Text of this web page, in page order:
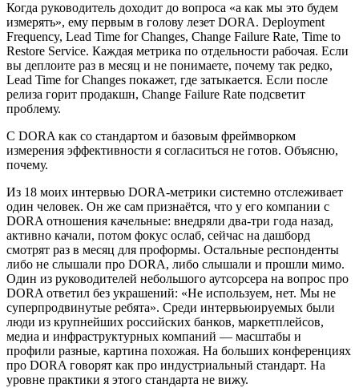
Когда руководитель доходит до вопроса «а как мы это будем
измерять», ему первым в голову лезет DORA. Deployment
Frequency, Lead Time for Changes, Change Failure Rate, Time to
Restore Service. Каждая метрика по отдельности рабочая. Если
вы деплоите раз в месяц и не понимаете, почему так редко,
Lead Time for Changes покажет, где затыкается. Если после
релиза горит продакшн, Change Failure Rate подсветит
проблему.
С DORA как со стандартом и базовым фреймворком
измерения эффективности я согласиться не готов. Объясню,
почему.
Из 18 моих интервью DORA-метрики системно отслеживает
один человек. Он же сам признаётся, что у его компании с
DORA отношения качельные: внедряли два-три года назад,
активно качали, потом фокус ослаб, сейчас на дашборд
смотрят раз в месяц для проформы. Остальные респонденты
либо не слышали про DORA, либо слышали и прошли мимо.
Один из руководителей небольшого аутсорсера на вопрос про
DORA ответил без украшений: «Не используем, нет. Мы не
суперпродвинутые ребята». Среди интервьюируемых были
люди из крупнейших российских банков, маркетплейсов,
медиа и инфраструктурных компаний — масштабы и
профили разные, картина похожая. На больших конференциях
про DORA говорят как про индустриальный стандарт. На
уровне практики я этого стандарта не вижу.